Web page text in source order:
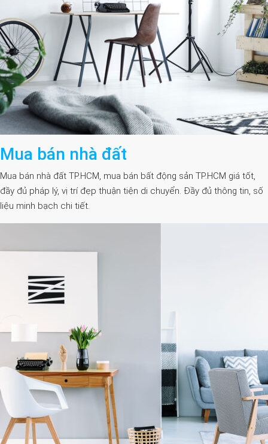
Mua bán nhà đất
Mua bán nhà đất TP.HCM, mua bán bất động sản TP.HCM giá tốt,
đầy đủ pháp lý, vị trí đẹp thuận tiện di chuyển. Đầy đủ thông tin, số
liệu minh bạch chi tiết.